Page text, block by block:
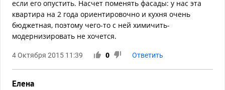
если его опустить. Насчет поменять фасады: у нас эта
квартира на 2 года ориентировочно и кухня очень
бюджетная, поэтому чего-то с ней химичить-
модернизировать не хочется.
4 Октября 2015 11:39 0 Ответить
Елена